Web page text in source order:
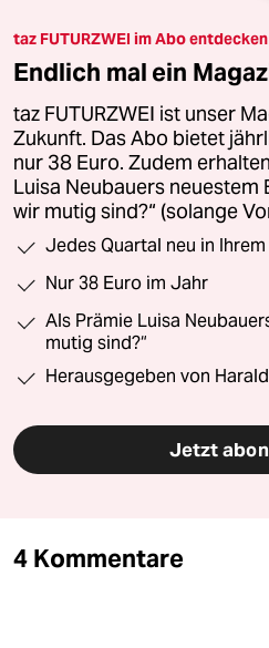
taz FUTURZWEI im Abo entdecken
Endlich mal ein
taz FUTURZWEI ist unser
Zukunft. Das Abo bietet
nur 38 Euro. Zudem
Luisa Neubauers neuestem
wir mutig sind?“ (solange
Jedes Quartal neu in
Nur 38 Euro im Jahr
Als Prämie Luisa
mutig sind?“
Herausgegeben von
Jetzt
4 Kommentare